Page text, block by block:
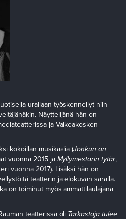
urallaan työskennellyt niin
Näyttelijänä hän on
ja Valkeakosken
kokoillan musikaalia (Jonkun on
vuonna 2015 ja Myllymestarin tytär,
vuonna 2017). Lisäksi hän on
teatterin ja elokuvan saralla.
on toiminut myös ammattilaulajana
teatterissa oli Tarkastaja tulee